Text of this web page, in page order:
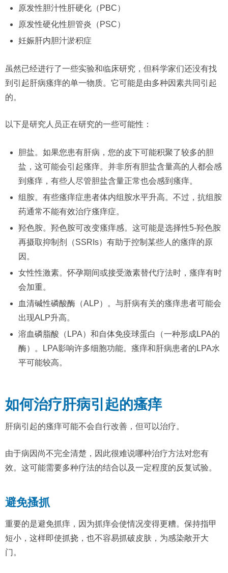
原发性胆汁性肝硬化（PBC）
原发性硬化性胆管炎（PSC）
妊娠肝内胆汁淤积症
虽然已经进行了一些实验和临床研究，但科学家们还没有找
到引起肝病瘙痒的单一物质。它可能是由多种因素共同引起
的。
以下是研究人员正在研究的一些可能性：
胆盐。如果您患有肝病，您的皮下可能积聚了较多的胆
盐，这可能会引起瘙痒。并非所有胆盐含量高的人都会感
到瘙痒，有些人尽管胆盐含量正常也会感到瘙痒。
组胺。有些瘙痒症患者体内组胺水平升高。不过，抗组胺
药通常不能有效治疗瘙痒症。
羟色胺。羟色胺可改变瘙痒感。这可能是选择性5-羟色胺
再摄取抑制剂（SSRIs）有助于控制某些人的瘙痒的原
因。
女性性激素。怀孕期间或接受激素替代疗法时，瘙痒有时
会加重。
血清碱性磷酸酶（ALP）。与肝病有关的瘙痒患者可能会
出现ALP升高。
溶血磷脂酸（LPA）和自体免疫球蛋白（一种形成LPA的
酶）。LPA影响许多细胞功能。瘙痒和肝病患者的LPA水
平可能较高。
如何治疗肝病引起的瘙痒
肝病引起的瘙痒可能不会自行改善，但可以治疗。
由于病因尚不完全清楚，因此很难说哪种治疗方法对您有
效。这可能需要多种疗法的结合以及一定程度的反复试验。
避免搔抓
重要的是避免抓痒，因为抓痒会使情况变得更糟。保持指甲
短小，这样即使抓挠，也不容易抓破皮肤，为感染敞开大
门。